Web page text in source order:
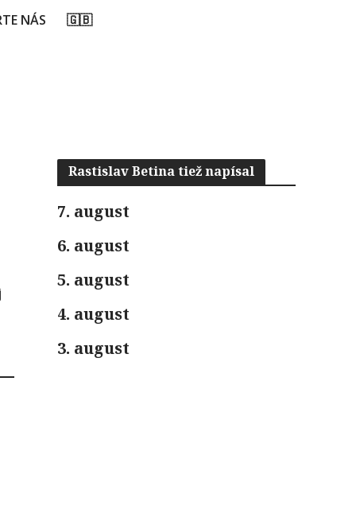
NÁS
🇬🇧
Rastislav Betina tiež napísal
7. august
6. august
5. august
4. august
3. august